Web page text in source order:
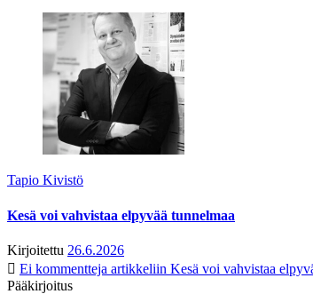
Tapio Kivistö
Kesä voi vahvistaa elpyvää tunnelmaa
Kirjoitettu 26.6.2026
Ei kommentteja artikkeliin Kesä voi vahvistaa
Pääkirjoitus